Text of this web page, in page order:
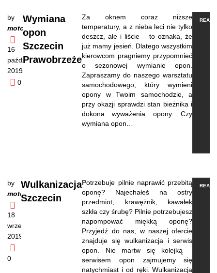
by
motoexpresso
16
października,
2019
0
Wymiana
opon
Szczecin
Prawobrzeże
Za oknem coraz niższe
temperatury, a z nieba leci nie tylko
deszcz, ale i liście – to oznaka, że
już mamy jesień. Dlatego wszystkim
kierowcom pragniemy przypomnieć
o sezonowej wymianie opon.
Zapraszamy do naszego warsztatu
samochodowego, który wymieni
opony w Twoim samochodzie, a
przy okazji sprawdzi stan bieżnika i
dokona wyważenia opony. Czy
wymiana opon…
READ
by
motoexpresso
18
września,
2019
0
Wulkanizacja
Szczecin
Potrzebuje pilnie naprawić przebitą
oponę? Najechałeś na ostry
przedmiot, krawężnik, kawałek
szkła czy śrubę? Pilnie potrzebujesz
napompować miękką oponę?
Przyjedź do nas, w naszej ofercie
znajduje się wulkanizacja i serwis
opon. Nie martw się kolejką –
serwisem opon zajmujemy się
natychmiast i od ręki. Wulkanizacja
READ